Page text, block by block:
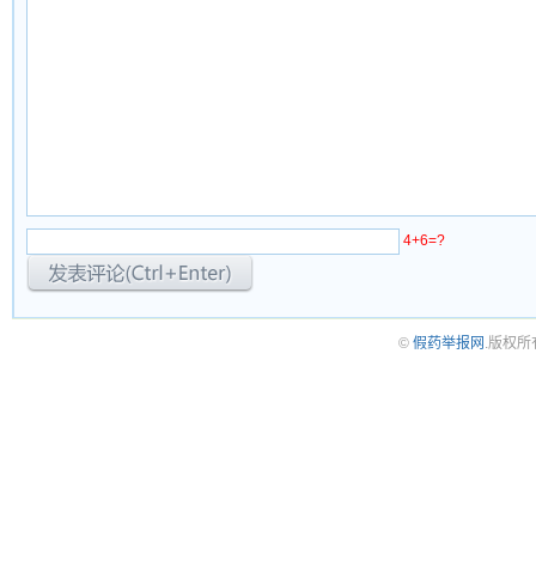
4+6=?
© 假药举报网 .版权